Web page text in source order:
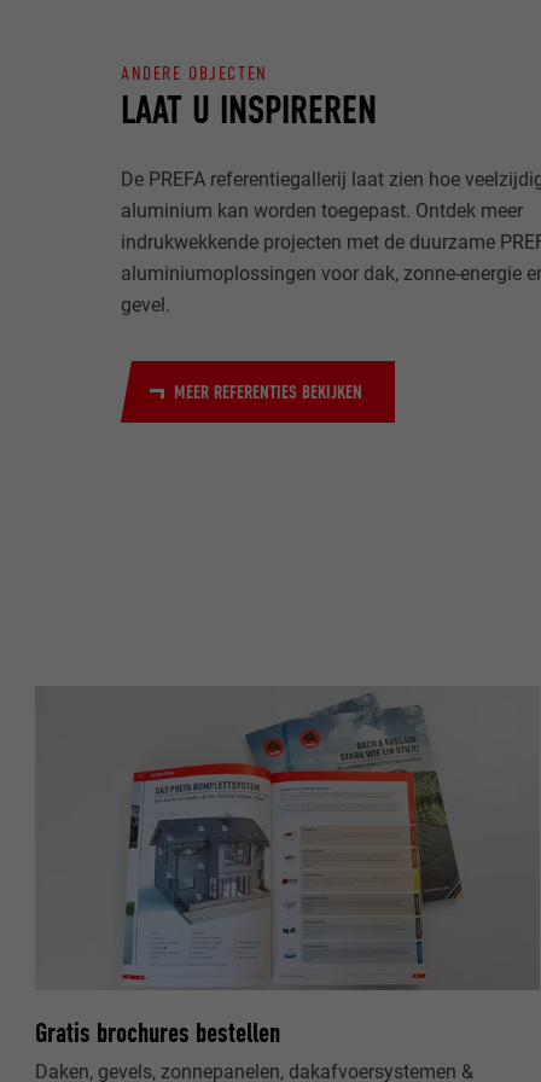
LAAT U INSPIREREN
ANDERE OBJECTEN
De PREFA referentiegallerij laat zien hoe
aluminium kan worden toegepast. Ontdek meer
indrukwekkende projecten met de duurzame
aluminiumoplossingen voor dak, zonne-energie
gevel.
MEER REFERENTIES BEKIJKEN
Gratis brochures bestellen
Daken, gevels, zonnepanelen, dakafvoersystemen &
NAAM
AANBIEDER
VERVALTIJD
DOEL
NAAM
MARKETING &
"Marketing &
gebruikt om
websites te
meer nodig
NAAM
NAAM
AANBIEDER